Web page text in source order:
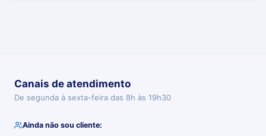
Canais de atendimento
De segunda à sexta-feira das 8h às 19h30
Ainda não sou cliente: